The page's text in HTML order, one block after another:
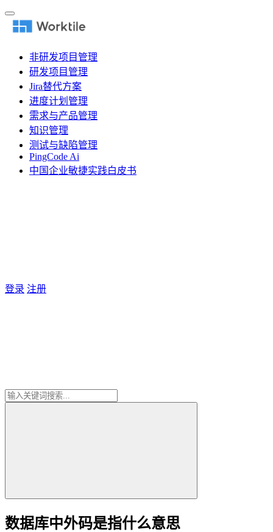
非研发项目管理
研发项目管理
Jira替代方案
进度计划管理
需求与产品管理
知识管理
测试与缺陷管理
PingCode Ai
中国企业敏捷实践白皮书
登录 注册
数据库中外码是指什么意思